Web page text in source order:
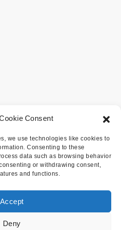
Consent
we use technologies like cookies to
Consenting to these
data such as browsing behavior
or withdrawing consent,
and functions.
Accept
Deny